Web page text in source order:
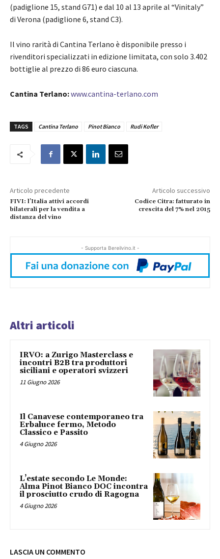
(padiglione 15, stand G71) e dal 10 al 13 aprile al “Vinitaly”
di Verona (padiglione 6, stand C3).
Il vino rarità di Cantina Terlano è disponibile presso i
rivenditori specializzati in edizione limitata, con solo 3.402
bottiglie al prezzo di 86 euro ciascuna.
Cantina Terlano:www.cantina-terlano.com
TAGS Cantina Terlano Pinot Bianco Rudi Kofler
Articolo precedente
FIVI: l’Italia attivi accordi
bilaterali per la vendita a
distanza del vino
Articolo successivo
Codice Citra: fatturato in
crescita del 7% nel 2015
- Supporta Bereilvino.it -
Altri articoli
IRVO: a Zurigo Masterclass e
incontri B2B tra produttori
siciliani e operatori svizzeri
11 Giugno 2026
Il Canavese contemporaneo tra
Erbaluce fermo, Metodo
Classico e Passito
4 Giugno 2026
L’estate secondo Le Monde:
Alma Pinot Bianco DOC incontra
il prosciutto crudo di Ragogna
4 Giugno 2026
LASCIA UN COMMENTO